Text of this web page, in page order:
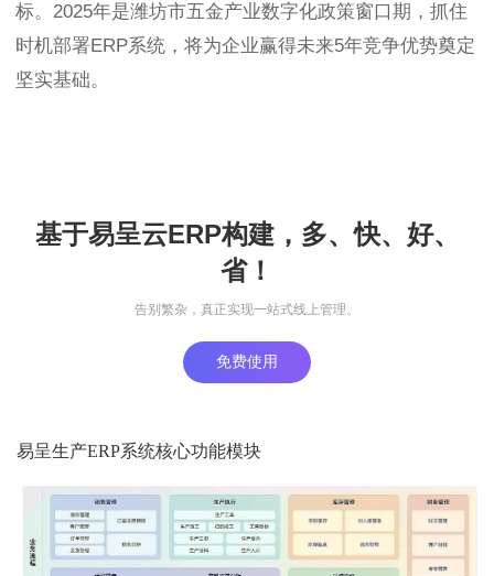
标。2025年是潍坊市五金产业数字化政策窗口期，抓住
时机部署ERP系统，将为企业赢得未来5年竞争优势奠定
坚实基础。
基于易呈云ERP构建，多、快、好、
省！
告别繁杂，真正实现一站式线上管理。
免费使用
易呈生产ERP系统核心功能模块